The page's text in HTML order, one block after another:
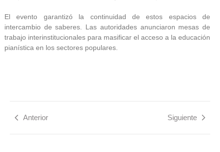
El evento garantizó la continuidad de estos espacios de
intercambio de saberes. Las autoridades anunciaron mesas de
trabajo interinstitucionales para masificar el acceso a la educación
pianística en los sectores populares.
Anterior Siguiente